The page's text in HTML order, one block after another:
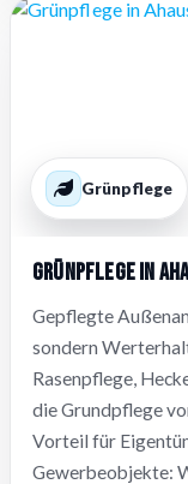
Grünpflege
Grünpflege in
Gepflegte
sondern
Rasenpflege,
die Grundpflege
Vorteil für
Gewerbeobjekte: